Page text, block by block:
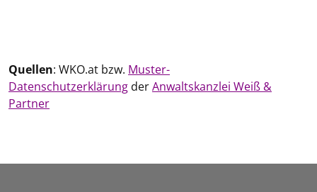
Quellen: WKO.at bzw. Muster-
Datenschutzerklärung derAnwaltskanzlei Weiß &
Partner